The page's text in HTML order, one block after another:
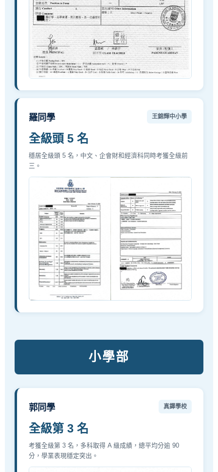
羅同學 王錦輝中小學
全級頭 5 名
穩居全級頭 5 名，中文、企會財和經濟科同時考獲全級前
三。
小學部
郭同學 真鐸學校
全級第 3 名
考獲全級第 3 名，多科取得 A 級成績，總平均分逾 90
分，學業表現穩定突出。